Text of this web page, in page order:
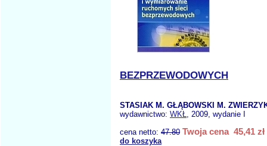
BEZPRZEWODOWYCH
STASIAK M. GŁĄBOWSKI M.
wydawnictwo: WKŁ, 2009, wydanie I
cena netto: 47.80 Twoja cena 45,41 zł
do koszyka